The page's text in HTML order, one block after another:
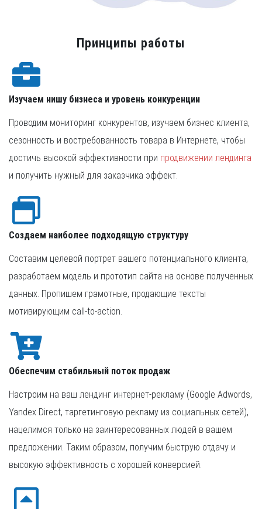
Принципы работы
Изучаем нишу бизнеса и уровень конкуренции
Проводим мониторинг конкурентов, изучаем бизнес клиента,
сезонность и востребованность товара в Интернете, чтобы
достичь высокой эффективности при продвижении лендинга
и получить нужный для заказчика эффект.
Создаем наиболее подходящую структуру
Составим целевой портрет вашего потенциального клиента,
разработаем модель и прототип сайта на основе полученных
данных. Пропишем грамотные, продающие тексты
мотивирующим call-to-action.
Обеспечим стабильный поток продаж
Настроим на ваш лендинг интернет-рекламу (Google Adwords,
Yandex Direct, таргетинговую рекламу из социальных сетей),
нацелимся только на заинтересованных людей в вашем
предложении. Таким образом, получим быструю отдачу и
высокую эффективность с хорошей конверсией.